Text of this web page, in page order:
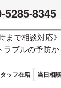
5285-8345
まで相談対応
ブルの予防か
ッフ在籍 当日相